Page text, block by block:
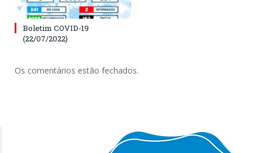
Boletim COVID-19
(22/07/2022)
Os comentários estão fechados.